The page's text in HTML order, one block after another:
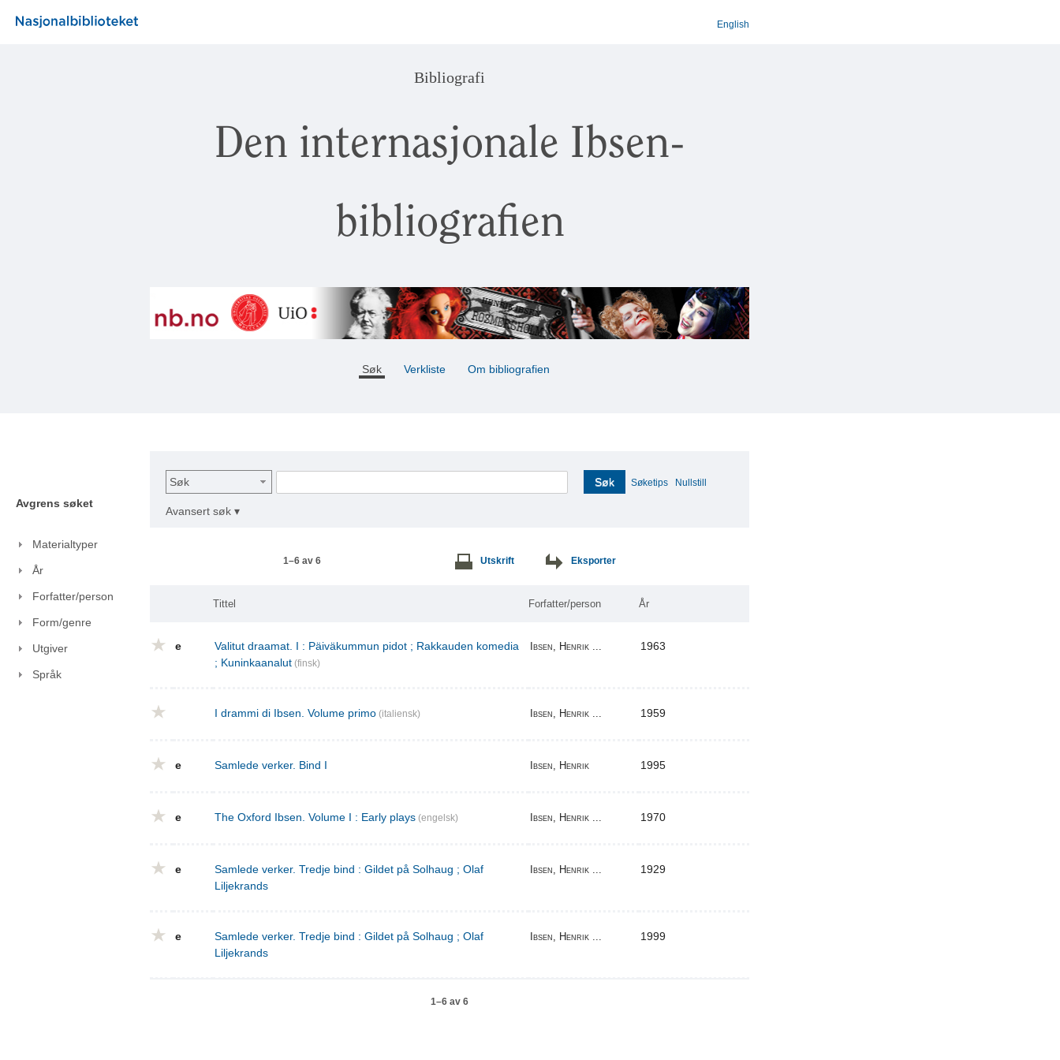
English
Bibliografi
Den internasjonale Ibsen-
bibliografien
Søk Verkliste Om bibliografien
Avgrens søket
Materialtyper
År
Forfatter/person
Form/genre
Utgiver
Språk
Søk Søk Søketips Nullstill
Avansert søk ▾
1–6 av 6 Utskrift Eksporter
Tittel Forfatter/person År
e
Valitut draamat. I : Päiväkummun pidot ; Rakkauden komedia
; Kuninkaanalut (finsk)
Ibsen, Henrik ... 1963
I drammi di Ibsen. Volume primo (italiensk) Ibsen, Henrik ... 1959
e Samlede verker. Bind I Ibsen, Henrik 1995
e The Oxford Ibsen. Volume I : Early plays (engelsk) Ibsen, Henrik ... 1970
e
Samlede verker. Tredje bind : Gildet på Solhaug ; Olaf
Liljekrands
Ibsen, Henrik ... 1929
e
Samlede verker. Tredje bind : Gildet på Solhaug ; Olaf
Liljekrands
Ibsen, Henrik ... 1999
1–6 av 6